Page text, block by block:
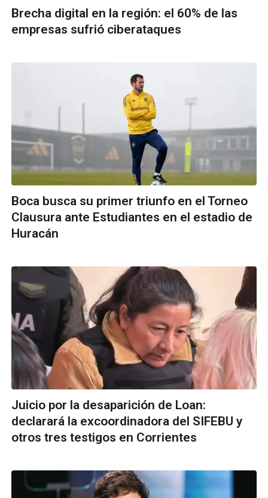
Brecha digital en la región: el 60% de las
empresas sufrió ciberataques
Boca busca su primer triunfo en el Torneo
Clausura ante Estudiantes en el estadio de
Huracán
Juicio por la desaparición de Loan:
declarará la excoordinadora del SIFEBU y
otros tres testigos en Corrientes